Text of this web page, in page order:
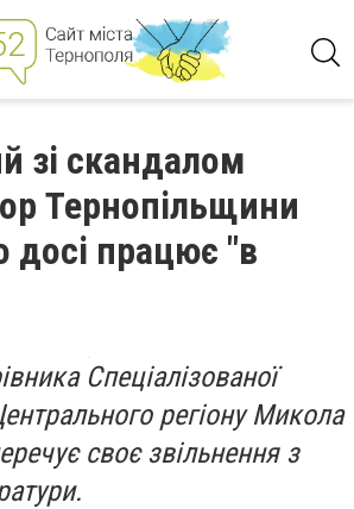
зі скандалом
Тернопільщини
досі працює "в
Спеціалізованої
регіону Микола
своє звільнення з